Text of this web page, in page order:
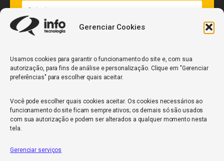
Gerenciar Cookies
Usamos cookies para garantir o funcionamento do site e, com sua
autorização, para fins de análise e personalização. Clique em "Gerenciar
preferências" para escolher quais aceitar.
Você pode escolher quais cookies aceitar. Os cookies necessários ao
funcionamento do site ficam sempre ativos; os demais só são usados
com sua autorização e podem ser alterados a qualquer momento nesta
tela.
Gerenciar serviços
Quantidade de veículos da frota*
ENVIAR